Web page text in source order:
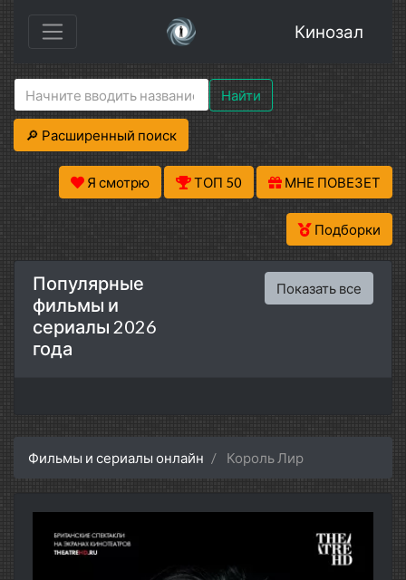
Кинозал
Найти
🔎 Расширенный поиск
Я смотрю ТОП 50 МНЕ ПОВЕЗЕТ
Подборки
Популярные
фильмы и
сериалы 2026
года
Показать все
Фильмы и сериалы онлайн Король Лир